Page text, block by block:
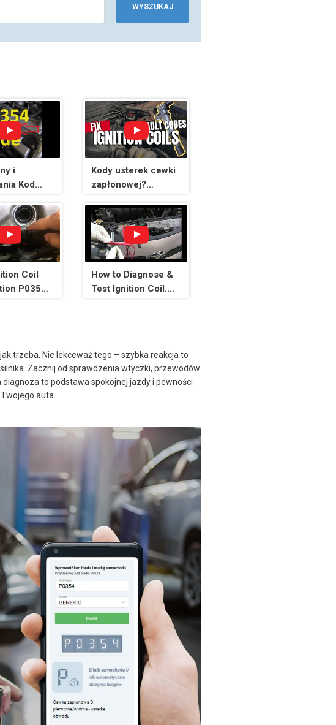
WYSZUKAJ
i
Kod
„D”
wtórny
Kody usterek cewki
zapłonowej?
minut!
Coil
P0351
How to Diagnose &
Test Ignition Coil.
trzeba. Nie lekceważ tego – szybka reakcja to
Zacznij od sprawdzenia wtyczki, przewodów
to podstawa spokojnej jazdy i pewności
auta.